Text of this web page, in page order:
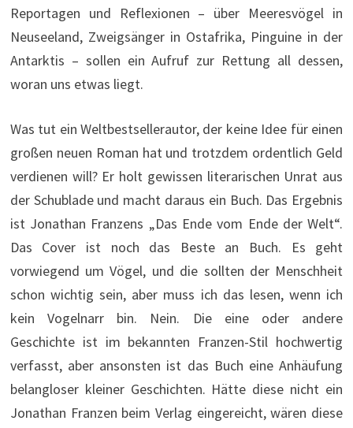
Reportagen und Reflexionen – über Meeresvögel in
Neuseeland, Zweigsänger in Ostafrika, Pinguine in der
Antarktis – sollen ein Aufruf zur Rettung all dessen,
woran uns etwas liegt.
Was tut ein Weltbestsellerautor, der keine Idee für einen
großen neuen Roman hat und trotzdem ordentlich Geld
verdienen will? Er holt gewissen literarischen Unrat aus
der Schublade und macht daraus ein Buch. Das Ergebnis
ist Jonathan Franzens „Das Ende vom Ende der Welt“.
Das Cover ist noch das Beste an Buch. Es geht
vorwiegend um Vögel, und die sollten der Menschheit
schon wichtig sein, aber muss ich das lesen, wenn ich
kein Vogelnarr bin. Nein. Die eine oder andere
Geschichte ist im bekannten Franzen-Stil hochwertig
verfasst, aber ansonsten ist das Buch eine Anhäufung
belangloser kleiner Geschichten. Hätte diese nicht ein
Jonathan Franzen beim Verlag eingereicht, wären diese